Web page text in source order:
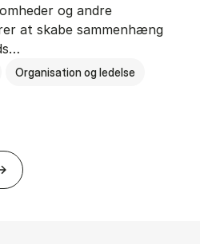
og andre
at skabe sammenhæng
Organisation og ledelse
HA(kom.) - erhvervs­økonomi